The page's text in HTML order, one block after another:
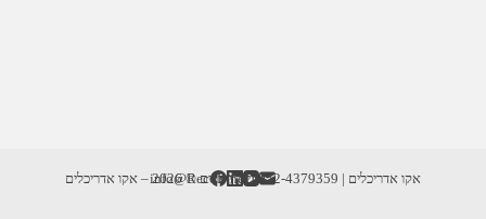
אקו אדריכלים | info@RecoD.net | 052-4379359 זכויות יוצרים © 2026 – אקו אדריכלים